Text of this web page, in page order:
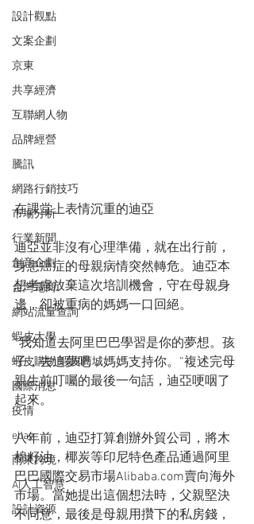
設計觀點
文案企劃
京東
共享經濟
互聯網人物
品牌經營
騰訊
網路行銷技巧
市場分析
行業新聞
創意企劃
台灣電商
網站流量查詢
蝦皮大學
蝦皮購物 蝦皮商城
國際消息
疫情
ebay
雨果跨境
AI人工智慧
設計資源
在課堂上表情沉重的迪亞
迪亞並非沒有心理準備，就在出行前，
身患癌症的母親病情突然轉危。迪亞本
想考慮放棄這次培訓機會，守在母親身
邊，卻被重病的媽媽一口回絕。
“我知道去阿里巴巴學習是你的夢想。孩
子，去追夢吧，媽媽支持你。”複述完母
親生前叮囑的最後一句話，迪亞哽咽了
起來。
八年前，迪亞打算創辦外貿公司，將木
棉籽油，椰炭等印尼特色產品通過阿里
巴巴國際交易市場Alibaba.com賣向海外
市場。當她提出這個想法時，父親堅決
不同意，最後是母親用攢下的私房錢，